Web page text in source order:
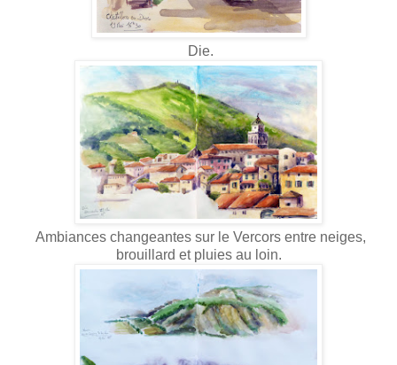
Die.
Ambiances changeantes sur le Vercors entre neiges,
brouillard et pluies au loin.